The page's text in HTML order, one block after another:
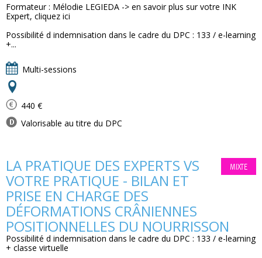
Formateur : Mélodie LEGIEDA -> en savoir plus sur votre INK
Expert, cliquez ici
Possibilité d indemnisation dans le cadre du DPC : 133 / e-learning
+...
Multi-sessions
440 €
Valorisable au titre du DPC
MIXTE
LA PRATIQUE DES EXPERTS VS
VOTRE PRATIQUE - BILAN ET
PRISE EN CHARGE DES
DÉFORMATIONS CRÂNIENNES
POSITIONNELLES DU NOURRISSON
Possibilité d indemnisation dans le cadre du DPC : 133 / e-learning
+ classe virtuelle